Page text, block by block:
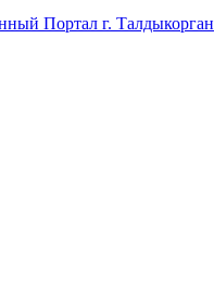
Портал г. Талдыкорган